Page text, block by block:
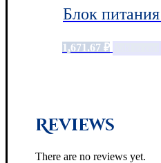
Блок
1,671.67 ₽
Reviews
There are no reviews yet.